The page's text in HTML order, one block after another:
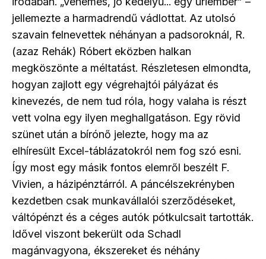
jellemezte a harmadrendű vádlottat. Az utolsó
szavain felnevettek néhányan a padsoroknál, R.
(azaz Rehák) Róbert eközben halkan
megköszönte a méltatást. Részletesen elmondta,
hogyan zajlott egy végrehajtói pályázat és
kinevezés, de nem tud róla, hogy valaha is részt
vett volna egy ilyen meghallgatáson. Egy rövid
szünet után a bírónő jelezte, hogy ma az
elhíresült Excel-táblázatokról nem fog szó esni.
Így most egy másik fontos elemről beszélt F.
Vivien, a házipénztárról. A páncélszekrényben
kezdetben csak munkavállalói szerződéseket,
váltópénzt és a céges autók pótkulcsait tartották.
Idővel viszont bekerült oda Schadl
magánvagyona, ékszereket és néhány